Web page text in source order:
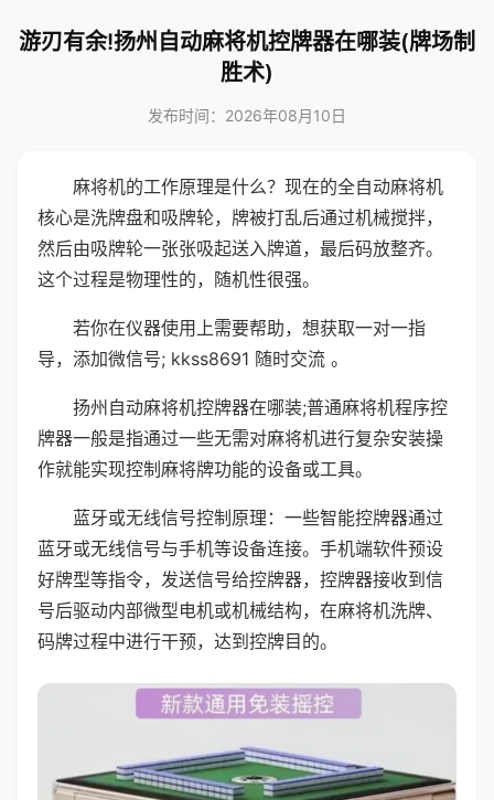
游刃有余!扬州自动麻将机控牌器在哪装(牌场制
胜术)
发布时间：2026年08月10日
麻将机的工作原理是什么？现在的全自动麻将机
核心是洗牌盘和吸牌轮，牌被打乱后通过机械搅拌，
然后由吸牌轮一张张吸起送入牌道，最后码放整齐。
这个过程是物理性的，随机性很强。
若你在仪器使用上需要帮助，想获取一对一指
导，添加微信号; kkss8691 随时交流 。
扬州自动麻将机控牌器在哪装;普通麻将机程序控
牌器一般是指通过一些无需对麻将机进行复杂安装操
作就能实现控制麻将牌功能的设备或工具。
蓝牙或无线信号控制原理：一些智能控牌器通过
蓝牙或无线信号与手机等设备连接。手机端软件预设
好牌型等指令，发送信号给控牌器，控牌器接收到信
号后驱动内部微型电机或机械结构，在麻将机洗牌、
码牌过程中进行干预，达到控牌目的。